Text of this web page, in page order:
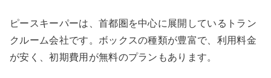
ピースキーパーは、首都圏を中心に展開しているトラン
クルーム会社です。ボックスの種類が豊富で、利用料金
が安く、初期費用が無料のプランもあります。